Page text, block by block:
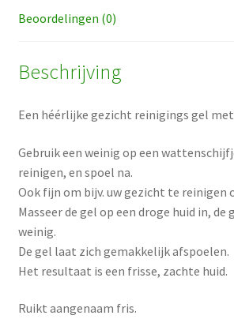
Beoordelingen (0)
Beschrijving
Een héérlijke gezicht reinigings gel
Gebruik een weinig op een
reinigen, en spoel na.
Ook fijn om bijv. uw gezicht te reinigen
Masseer de gel op een droge huid in, de
weinig.
De gel laat zich gemakkelijk afspoelen.
Het resultaat is een frisse, zachte huid.
Ruikt aangenaam fris.